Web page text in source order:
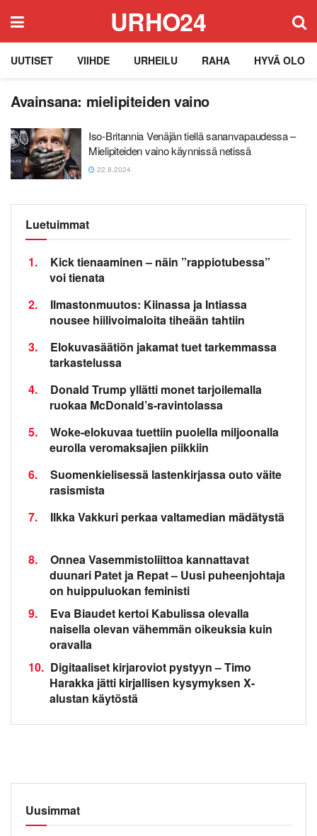
URHO24
UUTISET VIIHDE URHEILU RAHA HYVÄ OLO
Avainsana: mielipiteiden vaino
Iso-Britannia Venäjän tiellä sananvapaudessa –
Mielipiteiden vaino käynnissä netissä
22.8.2024
Luetuimmat
1.
Kick tienaaminen – näin ”rappiotubessa”
voi tienata
2.
Ilmastonmuutos: Kiinassa ja Intiassa
nousee hiilivoimaloita tiheään tahtiin
3.
Elokuvasäätiön jakamat tuet tarkemmassa
tarkastelussa
4.
Donald Trump yllätti monet tarjoilemalla
ruokaa McDonald’s-ravintolassa
5.
Woke-elokuvaa tuettiin puolella miljoonalla
eurolla veromaksajien piikkiin
6.
Suomenkielisessä lastenkirjassa outo väite
rasismista
7.
Ilkka Vakkuri perkaa valtamedian mädätystä
8.
Onnea Vasemmistoliittoa kannattavat
duunari Patet ja Repat – Uusi puheenjohtaja
on huippuluokan feministi
9.
Eva Biaudet kertoi Kabulissa olevalla
naisella olevan vähemmän oikeuksia kuin
oravalla
10. Digitaaliset kirjaroviot pystyyn – Timo
Harakka jätti kirjallisen kysymyksen X-
alustan käytöstä
Uusimmat